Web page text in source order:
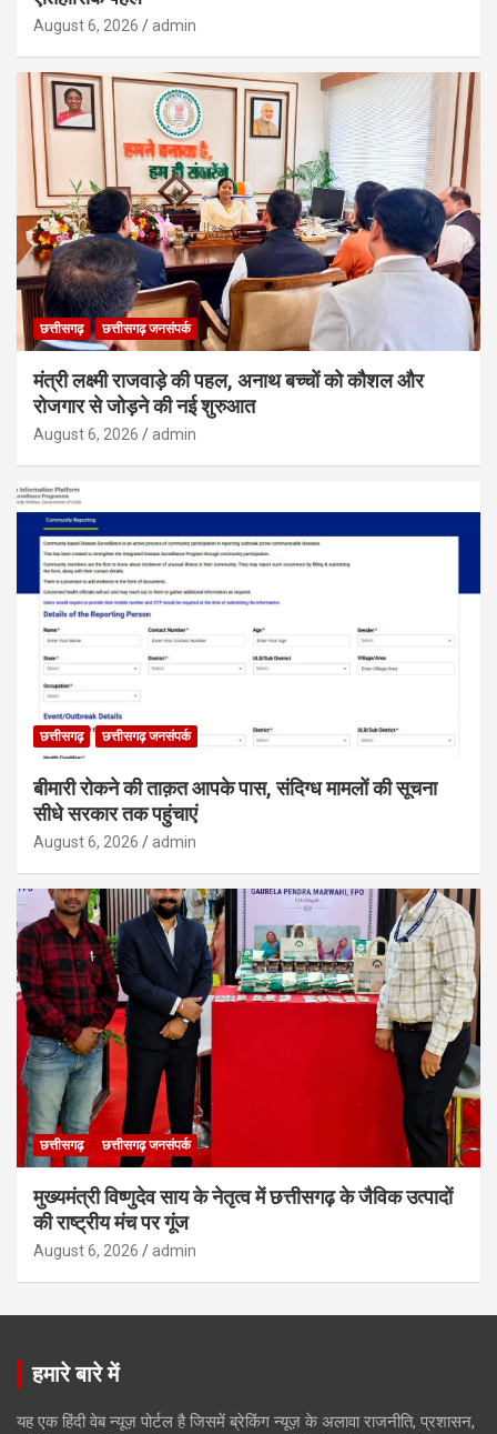
August 6, 2026 admin
छत्तीसगढ़ छत्तीसगढ़ जनसंपर्क
मंत्री लक्ष्मी राजवाड़े की पहल, अनाथ बच्चों को कौशल और
रोजगार से जोड़ने की नई शुरुआत
August 6, 2026 admin
छत्तीसगढ़ छत्तीसगढ़ जनसंपर्क
बीमारी रोकने की ताक़त आपके पास, संदिग्ध मामलों की सूचना
सीधे सरकार तक पहुंचाएं
August 6, 2026 admin
छत्तीसगढ़ छत्तीसगढ़ जनसंपर्क
मुख्यमंत्री विष्णुदेव साय के नेतृत्व में छत्तीसगढ़ के जैविक उत्पादों
की राष्ट्रीय मंच पर गूंज
August 6, 2026 admin
हमारे बारे में
यह एक हिंदी वेब न्यूज़ पोर्टल है जिसमें ब्रेकिंग न्यूज़ के अलावा राजनीति, प्रशासन,